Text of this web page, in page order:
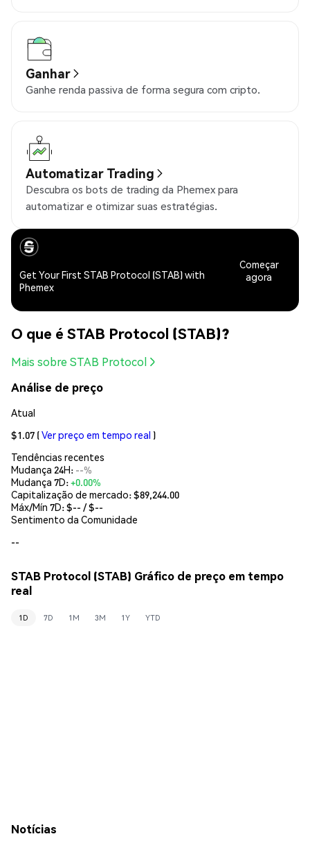
Ganhar
Ganhe renda passiva de forma segura com cripto.
Automatizar Trading
Descubra os bots de trading da Phemex para
automatizar e otimizar suas estratégias.
Get Your First STAB Protocol (STAB) with
Phemex
Começar
agora
O que é STAB Protocol (STAB)?
Mais sobre STAB Protocol
Análise de preço
Atual
$1.07 (Ver preço em tempo real )
Tendências recentes
Mudança 24H: --%
Mudança 7D:+0.00%
Capitalização de mercado:$89,244.00
Máx/Mín 7D: $-- / $--
Sentimento da Comunidade
--
STAB Protocol (STAB) Gráfico de preço em tempo
real
1D 7D 1M 3M 1Y YTD
Notícias